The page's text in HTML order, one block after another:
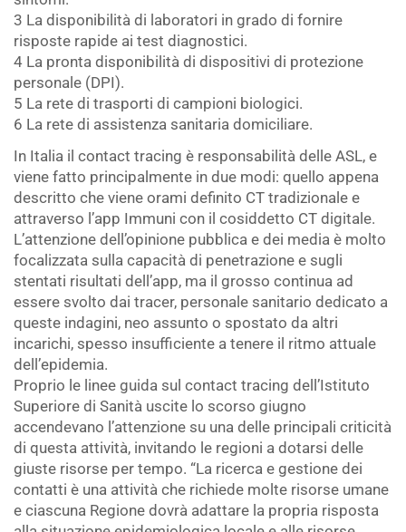
3 La disponibilità di laboratori in grado di fornire
risposte rapide ai test diagnostici.
4 La pronta disponibilità di dispositivi di protezione
personale (DPI).
5 La rete di trasporti di campioni biologici.
6 La rete di assistenza sanitaria domiciliare.
In Italia il contact tracing è responsabilità delle ASL, e
viene fatto principalmente in due modi: quello appena
descritto che viene orami definito CT tradizionale e
attraverso l’app Immuni con il cosiddetto CT digitale.
L’attenzione dell’opinione pubblica e dei media è molto
focalizzata sulla capacità di penetrazione e sugli
stentati risultati dell’app, ma il grosso continua ad
essere svolto dai tracer, personale sanitario dedicato a
queste indagini, neo assunto o spostato da altri
incarichi, spesso insufficiente a tenere il ritmo attuale
dell’epidemia.
Proprio le linee guida sul contact tracing dell’Istituto
Superiore di Sanità uscite lo scorso giugno
accendevano l’attenzione su una delle principali criticità
di questa attività, invitando le regioni a dotarsi delle
giuste risorse per tempo. “La ricerca e gestione dei
contatti è una attività che richiede molte risorse umane
e ciascuna Regione dovrà adattare la propria risposta